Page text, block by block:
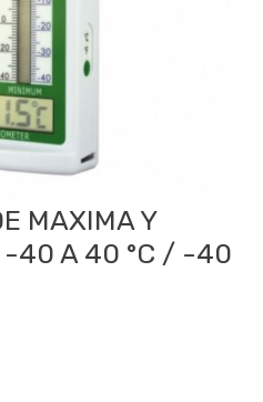
MAXIMA Y
-40 A 40 °C / -40